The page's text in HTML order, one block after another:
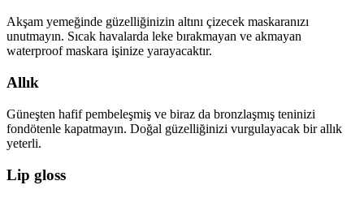
Akşam yemeğinde güzelliğinizin altını çizecek maskaranızı
unutmayın. Sıcak havalarda leke bırakmayan ve akmayan
waterproof maskara işinize yarayacaktır.
Allık
Güneşten hafif pembeleşmiş ve biraz da bronzlaşmış teninizi
fondötenle kapatmayın. Doğal güzelliğinizi vurgulayacak bir allık
yeterli.
Lip gloss